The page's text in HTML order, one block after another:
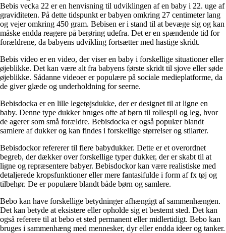
Bebis vecka 22 er en henvisning til udviklingen af en baby i 22. uge af
graviditeten. På dette tidspunkt er babyen omkring 27 centimeter lang
og vejer omkring 450 gram. Bebisen er i stand til at bevæge sig og kan
måske endda reagere på berøring udefra. Det er en spændende tid for
forældrene, da babyens udvikling fortsætter med hastige skridt.
Bebis video er en video, der viser en baby i forskellige situationer eller
øjeblikke. Det kan være alt fra babyens første skridt til sjove eller søde
øjeblikke. Sådanne videoer er populære på sociale medieplatforme, da
de giver glæde og underholdning for seerne.
Bebisdocka er en lille legetøjsdukke, der er designet til at ligne en
baby. Denne type dukker bruges ofte af børn til rollespil og leg, hvor
de agerer som små forældre. Bebisdocka er også populær blandt
samlere af dukker og kan findes i forskellige størrelser og stilarter.
Bebisdockor refererer til flere babydukker. Dette er et overordnet
begreb, der dækker over forskellige typer dukker, der er skabt til at
ligne og repræsentere babyer. Bebisdockor kan være realistiske med
detaljerede kropsfunktioner eller mere fantasifulde i form af fx tøj og
tilbehør. De er populære blandt både børn og samlere.
Bebo kan have forskellige betydninger afhængigt af sammenhængen.
Det kan betyde at eksistere eller opholde sig et bestemt sted. Det kan
også referere til at bebo et sted permanent eller midlertidigt. Bebo kan
bruges i sammenhæng med mennesker, dyr eller endda ideer og tanker.